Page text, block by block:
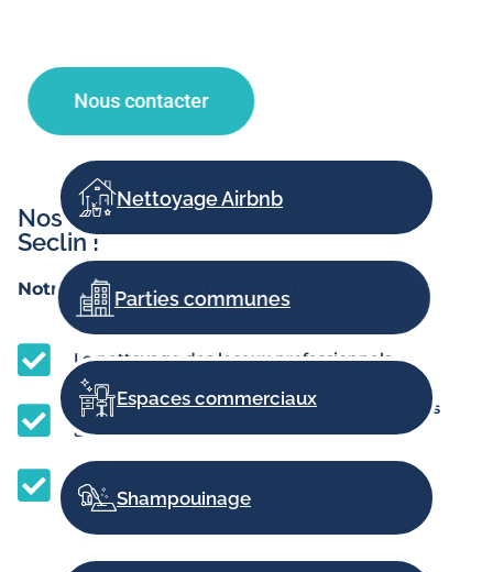
Nous contacter
Nos autres prestations d’entretien à
Seclin !
Notre équipe de professionnels réalise :
Le nettoyage des locaux professionnels
L'entretien des parties communes et services
associés
La propreté de l’appartement ou maison en
location saisonnière
Nettoyage Airbnb
Parties communes
Espaces commerciaux
Shampouinage